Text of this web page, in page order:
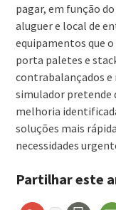
pagar, em função
aluguer e local de
equipamentos que
porta paletes e
contrabalançados e
simulador pretende
melhoria
soluções mais
necessidades
Partilhar este